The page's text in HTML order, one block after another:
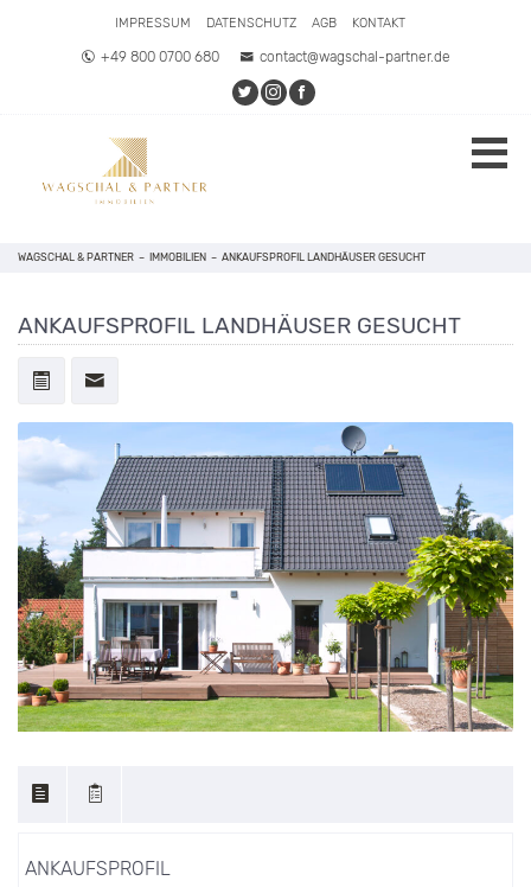
IMPRESSUM DATENSCHUTZ AGB KONTAKT
+49 800 0700 680 contact@wagschal-partner.de
WAGSCHAL & PARTNER – IMMOBILIEN – ANKAUFSPROFIL LANDHÄUSER GESUCHT
ANKAUFSPROFIL LANDHÄUSER GESUCHT
ANKAUFSPROFIL